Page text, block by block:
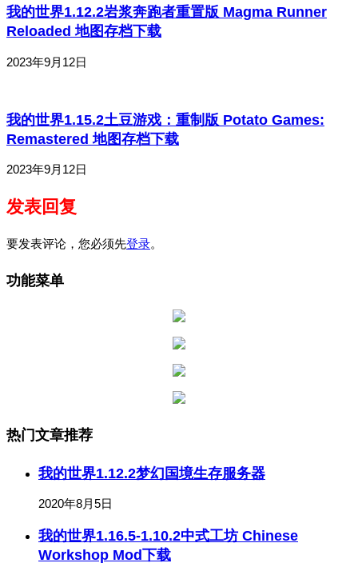
我的世界1.12.2岩浆奔跑者重置版 Magma Runner
Reloaded 地图存档下载
2023年9月12日
我的世界1.15.2土豆游戏：重制版 Potato Games:
Remastered 地图存档下载
2023年9月12日
发表回复
要发表评论，您必须先登录。
功能菜单
热门文章推荐
我的世界1.12.2梦幻国境生存服务器
2020年8月5日
我的世界1.16.5-1.10.2中式工坊 Chinese
Workshop Mod下载